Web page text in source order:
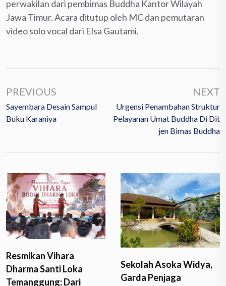
perwakilan dari pembimas Buddha Kantor Wilayah
Jawa Timur. Acara ditutup oleh MC dan pemutaran
video solo vocal dari Elsa Gautami.
PREVIOUS
Sayembara Desain Sampul
Buku Karaniya
NEXT
Urgensi Penambahan Struktur
Pelayanan Umat Buddha Di Dit
Jen Bimas Buddha
Resmikan Vihara
Dharma Santi Loka
Temanggung: Dari
Sekolah Asoka Widya,
Garda Penjaga